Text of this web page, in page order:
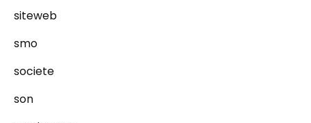
siteweb
smo
societe
son